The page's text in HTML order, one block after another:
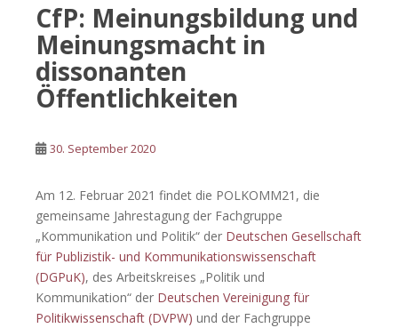
CfP: Meinungsbildung und
Meinungsmacht in
dissonanten
Öffentlichkeiten
30. September 2020
Am 12. Februar 2021 findet die POLKOMM21, die
gemeinsame Jahrestagung der Fachgruppe
„Kommunikation und Politik“ der Deutschen Gesellschaft
für Publizistik- und Kommunikationswissenschaft
(DGPuK), des Arbeitskreises „Politik und
Kommunikation“ der Deutschen Vereinigung für
Politikwissenschaft (DVPW) und der Fachgruppe